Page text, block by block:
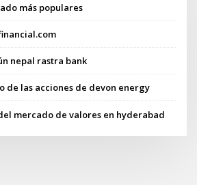
más populares
nepal rastra bank
de las acciones de devon energy
mercado de valores en hyderabad